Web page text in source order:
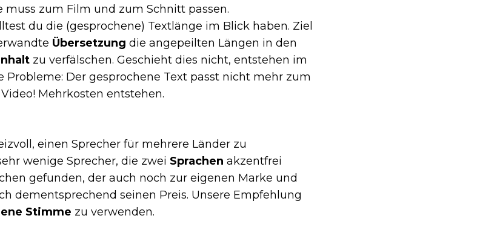
zum Film und zum Schnitt passen.
du die (gesprochene) Textlänge im Blick haben. Ziel
Übersetzung die angepeilten Längen in den
zu verfälschen. Geschieht dies nicht, entstehen im
Der gesprochene Text passt nicht mehr zum
Mehrkosten entstehen.
einen Sprecher für mehrere Länder zu
wenige Sprecher, die zwei Sprachen akzentfrei
gefunden, der auch noch zur eigenen Marke und
dementsprechend seinen Preis. Unsere Empfehlung
Stimme zu verwenden.